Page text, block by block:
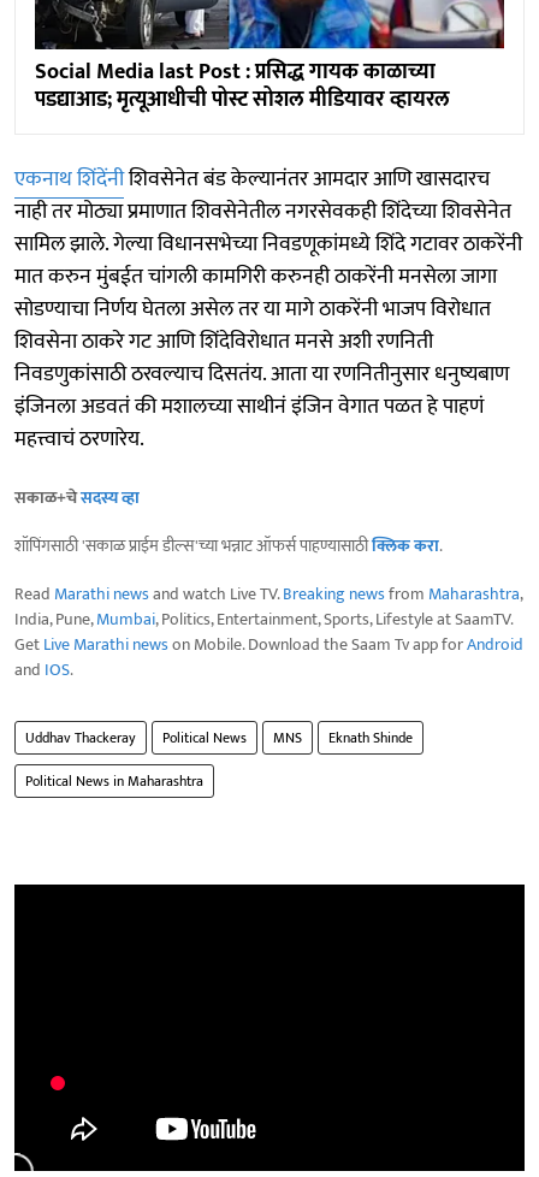
Social Media last Post : प्रसिद्ध गायक काळाच्या
पडद्याआड; मृत्यूआधीची पोस्ट सोशल मीडियावर व्हायरल
एकनाथ शिंदेंनीशिवसेनेत बंड केल्यानंतर आमदार आणि खासदारच
नाही तर मोठ्या प्रमाणात शिवसेनेतील नगरसेवकही शिंदेच्या शिवसेनेत
सामिल झाले. गेल्या विधानसभेच्या निवडणूकांमध्ये शिंदे गटावर ठाकरेंनी
मात करुन मुंबईत चांगली कामगिरी करुनही ठाकरेंनी मनसेला जागा
सोडण्याचा निर्णय घेतला असेल तर या मागे ठाकरेंनी भाजप विरोधात
शिवसेना ठाकरे गट आणि शिंदेविरोधात मनसे अशी रणनिती
निवडणुकांसाठी ठरवल्याच दिसतंय. आता या रणनितीनुसार धनुष्यबाण
इंजिनला अडवतं की मशालच्या साथीनं इंजिन वेगात पळत हे पाहणं
महत्त्वाचं ठरणारेय.
सकाळ+चेसदस्य व्हा
शॉपिंगसाठी 'सकाळ प्राईम डील्स'च्या भन्नाट ऑफर्स पाहण्यासाठीक्लिक करा.
Read Marathi newsand watch Live TV.Breaking newsfrom Maharashtra,
India, Pune,Mumbai, Politics, Entertainment, Sports, Lifestyle at SaamTV.
GetLive Marathi newson Mobile. Download the Saam Tv app forAndroid
and IOS.
Uddhav Thackeray Political News MNS
Eknath Shinde
Political News in Maharashtra